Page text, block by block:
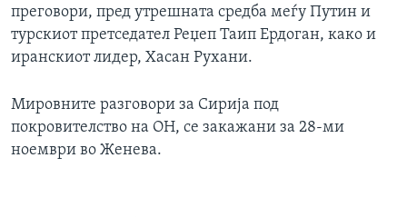
преговори, пред утрешната средба меѓу Путин и
турскиот претседател Реџеп Таип Ердоган, како и
иранскиот лидер, Хасан Рухани.
Мировните разговори за Сирија под
покровителство на ОН, се закажани за 28-ми
ноември во Женева.